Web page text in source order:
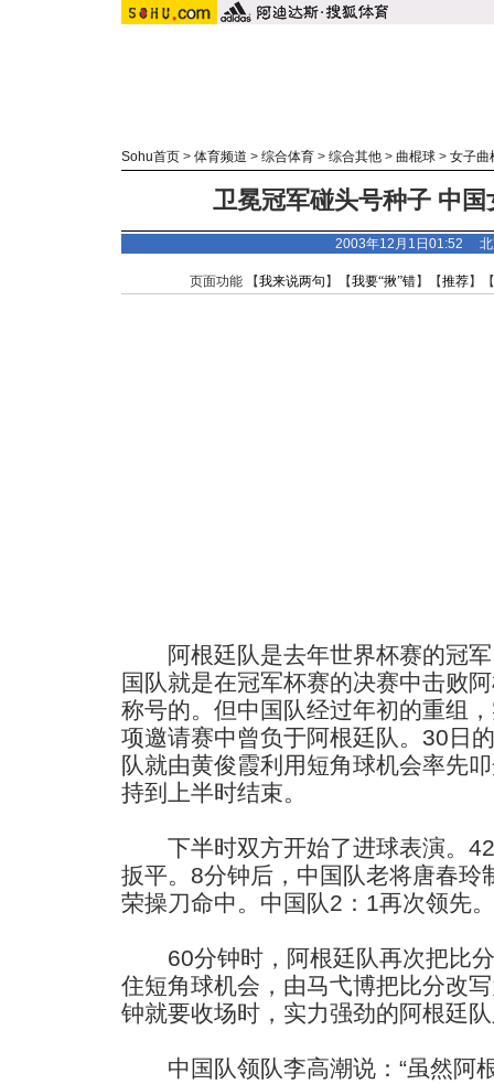
Sohu首页 > 体育频道 > 综合体育 > 综合其他 > 曲棍球 > 女子曲
卫冕冠军碰头号种子 中
2003年12月1日01:52 北
页面功能 【我来说两句 】【我要“揪”错】【推荐】
阿根廷队是去年世界杯赛的冠军
国队就是在冠军杯赛的决赛中击败
称号的。但中国队经过年初的重组
项邀请赛中曾负于阿根廷队。30日
队就由黄俊霞利用短角球机会率先
持到上半时结束。
下半时双方开始了进球表演。42
扳平。8分钟后，中国队老将唐春玲
荣操刀命中。中国队2：1再次领先。
60分钟时，阿根廷队再次把比分
住短角球机会，由马弋博把比分改
钟就要收场时，实力强劲的阿根廷
中国队领队李高潮说：“虽然阿